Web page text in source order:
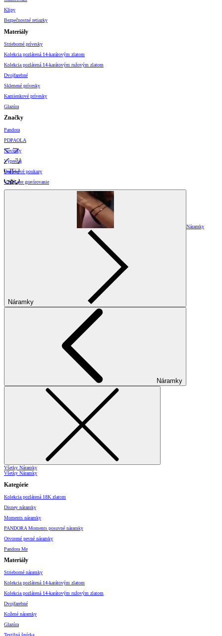
Klipy
Bezpečnostné retiazky
Materiály
Strieborné prívesky
Kolekcia pozlátená 14-karátovým zlatom
Kolekcia pozlátená 14-karátovým ružovým zlatom
Dvojfarebné
Sklenené prívesky
Kamienkové prívesky
Glazúra
Značky
Pandora
PDPAOLA
Novinky
Výpredaj
Darčekové poukazy
Vzory pre gravírovanie
Náramky
Náramky
Náramky
Všetky Náramky
Všetky Náramky
Kategórie
Kolekcia pozlátená 18K zlatom
Disney náramky
Moments náramky
PANDORA Moments posuvné náramky
Otvorené pevné náramky
Pandora Me
Materiály
Strieborné náramky
Kolekcia pozlátená 14-karátovým zlatom
Kolekcia pozlátená 14-karátovým ružovým zlatom
Dvojfarebné
Kožené náramky
Glazúra
Textilná šnúrka